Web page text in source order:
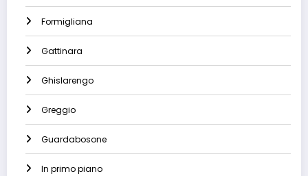
Formigliana
Gattinara
Ghislarengo
Greggio
Guardabosone
In primo piano